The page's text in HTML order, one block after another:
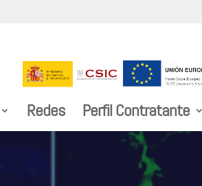
Redes Perfil Contratante